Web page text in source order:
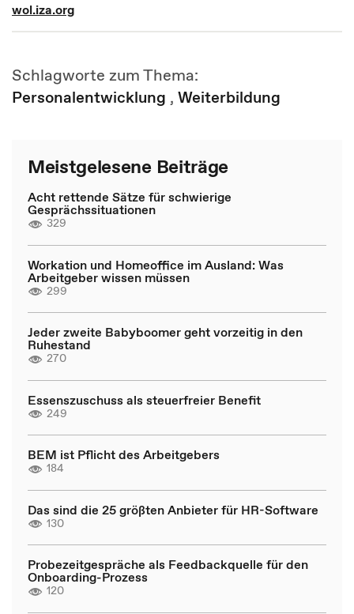
wol.iza.org
Schlagworte zum Thema:
Personalentwicklung , Weiterbildung
Meistgelesene Beiträge
Acht rettende Sätze für schwierige
Gesprächssituationen
329
Workation und Homeoffice im Ausland: Was
Arbeitgeber wissen müssen
299
Jeder zweite Babyboomer geht vorzeitig in den
Ruhestand
270
Essenszuschuss als steuerfreier Benefit
249
BEM ist Pflicht des Arbeitgebers
184
Das sind die 25 größten Anbieter für HR-Software
130
Probezeitgespräche als Feedbackquelle für den
Onboarding-Prozess
120